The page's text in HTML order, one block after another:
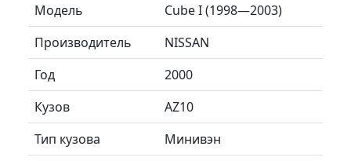
Модель
Cube I (1998—2003)
Производитель
NISSAN
Год
2000
Кузов
AZ10
Тип кузова
Минивэн